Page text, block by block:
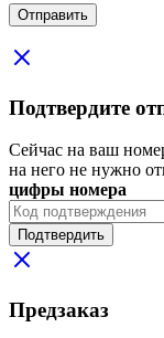
Подтвердите
Сейчас на ваш
на него не нужно
цифры номера
Подтвердить
Предзаказ